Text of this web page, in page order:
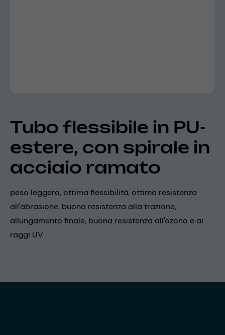
Tubo flessibile in PU-
estere, con spirale in
acciaio ramato
peso leggero, ottima flessibilità, ottima resistenza
all'abrasione, buona resistenza alla trazione,
allungamento finale, buona resistenza all'ozono e ai
raggi UV